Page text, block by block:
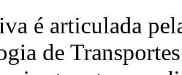
é articulada
de